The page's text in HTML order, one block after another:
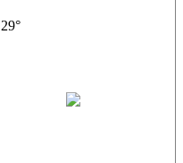
29°